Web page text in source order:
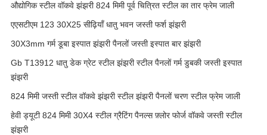
औद्योगिक स्टील वॉकवे झंझरी 824 मिमी पूर्व चित्रित स्टील का तार फ्रेम जाली
एएसटीएम 123 30X25 सीढ़ियाँ धातु भवन जस्ती फर्श झंझरी
30X3mm गर्म डूबा इस्पात झंझरी पैनलों जस्ती इस्पात बार झंझरी
Gb T13912 धातु डेक ग्रेट स्टील झंझरी स्टील पैनलों गर्म डुबकी जस्ती इस्पात
झंझरी
824 मिमी जस्ती स्टील वॉकवे झंझरी स्टील झंझरी पैनलों चरण स्टील फ्रेम जाली
हेवी ड्यूटी 824 मिमी 30X4 स्टील ग्रैटिंग पैनल्स फ़्लोर फोर्ज वॉकवे जस्ती स्टील
झंझरी